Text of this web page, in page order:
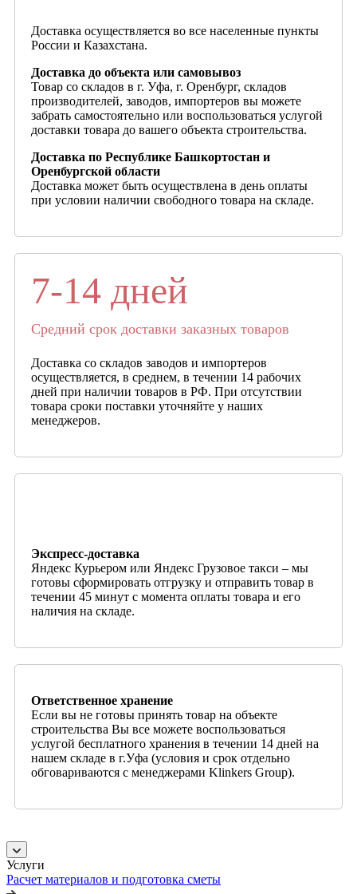
Доставка осуществляется во все населенные пункты
России и Казахстана.
Доставка до объекта или самовывоз
Товар со складов в г. Уфа, г. Оренбург, складов
производителей, заводов, импортеров вы можете
забрать самостоятельно или воспользоваться услугой
доставки товара до вашего объекта строительства.
Доставка по Республике Башкортостан и
Оренбургской области
Доставка может быть осуществлена в день оплаты
при условии наличии свободного товара на складе.
7-14 дней
Средний срок доставки заказных товаров
Доставка со складов заводов и импортеров
осуществляется, в среднем, в течении 14 рабочих
дней при наличии товаров в РФ. При отсутствии
товара сроки поставки уточняйте у наших
менеджеров.
Экспресс-доставка
Яндекс Курьером или Яндекс Грузовое такси – мы
готовы сформировать отгрузку и отправить товар в
течении 45 минут с момента оплаты товара и его
наличия на складе.
Ответственное хранение
Если вы не готовы принять товар на объекте
строительства Вы все можете воспользоваться
услугой бесплатного хранения в течении 14 дней на
нашем складе в г.Уфа (условия и срок отдельно
обговариваются с менеджерами Klinkers Group).
Услуги
Расчет материалов и подготовка сметы